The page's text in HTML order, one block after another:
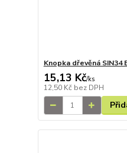
Knopka dřevěná SIN34
15,13 Kč/ks
12,50 Kč bez DPH